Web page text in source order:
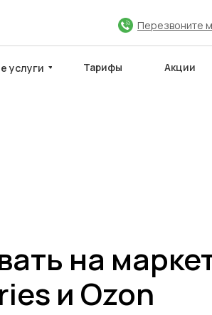
Тарифы
услуги
Перезвоните
Акции
на
и Ozon